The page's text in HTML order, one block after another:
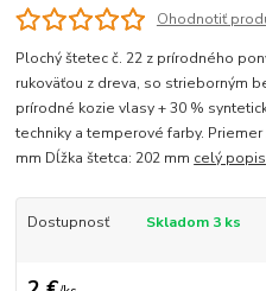
Ohodnotiť
Plochý štetec č. 22 z prírodného
rukoväťou z dreva, so strieborným
prírodné kozie vlasy + 30 %
techniky a temperové farby.
mm Dĺžka štetca: 202 mm celý popis
Dostupnosť Skladom 3 ks